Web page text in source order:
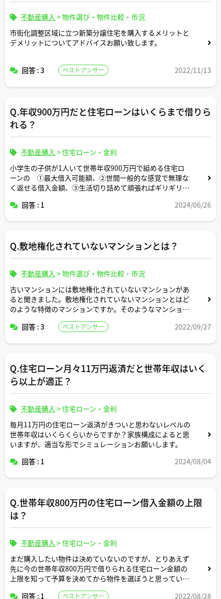
不動産購入 >物件選び・物件比較・市況
市街化調整区域に立つ新築分譲住宅を購入するメリットと
デメリットについてアドバイスお願い致します。
回答 : 3 ベストアンサー 2022/11/13
Q.年収900万円だと住宅ローンはいくらまで借りら
れる？
不動産購入 >住宅ローン・金利
小学生の子供が1人いて世帯年収900万円で組める住宅ロ
ーンの ①最大借入可能額、②世間一般的な感覚で無理な
く返せる借入金額、③生活切り詰めて頑張ればギリギリ返
ださい。
回答 : 1 2024/06/26
Q.敷地権化されていないマンションとは？
不動産購入 >物件選び・物件比較・市況
古いマンションには敷地権化されていないマンションがあ
ると聞きました。敷地権化されていないマンションとはど
のような特徴のマンションですか。そのようなマンション
はあるのですか。
回答 : 3 ベストアンサー 2022/09/27
Q.住宅ローン月々11万円返済だと世帯年収はいく
ら以上が適正？
不動産購入 >住宅ローン・金利
毎月11万円の住宅ローン返済がきついと思わないレベルの
世帯年収はいくらくらいからですか？家族構成によると思
いますが、適当な形でシミュレーションお願いします。
回答 : 1
2024/08/04
Q.世帯年収800万円の住宅ローン借入金額の上限
は？
不動産購入 >住宅ローン・金利
まだ購入したい物件は決めていないのですが、とりあえず
先に今の世帯年収800万円で借りられる住宅ローン金額の
上限を知って予算を決めてから物件を選ぼうと思っていま
回答 : 1 ベストアンサー 2022/08/28